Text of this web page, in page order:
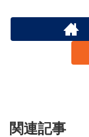
関連記事